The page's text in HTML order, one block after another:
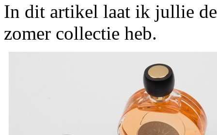
In dit artikel laat ik jullie
zomer collectie heb.